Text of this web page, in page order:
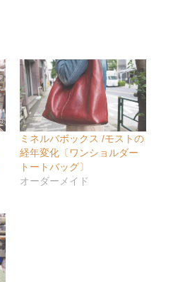
ミネルバボックス /モストの
経年変化〔ワンショルダー
トートバッグ〕
オーダーメイド